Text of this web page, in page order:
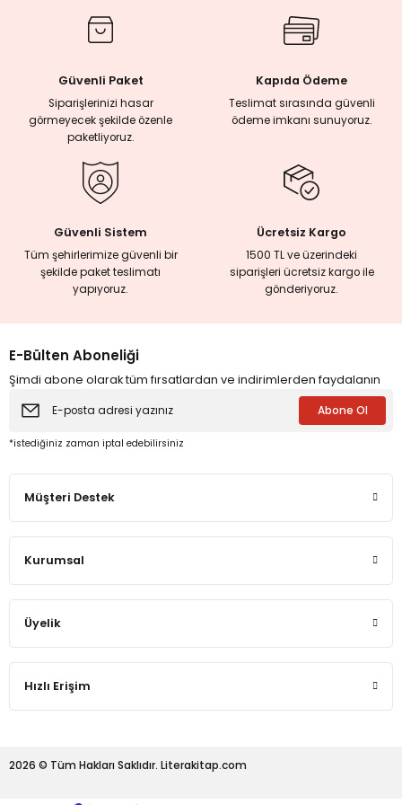
İncelemeler
Mirası
Güvenli Paket
Siparişlerinizi hasar
görmeyecek şekilde özenle
paketliyoruz.
Kapıda Ödeme
Teslimat sırasında güvenli
ödeme imkanı sunuyoruz.
Güvenli Sistem
Tüm şehirlerimize güvenli bir
şekilde paket teslimatı
yapıyoruz.
Ücretsiz Kargo
1500 TL ve üzerindeki
siparişleri ücretsiz kargo ile
gönderiyoruz.
E-Bülten Aboneliği
Şimdi abone olarak tüm fırsatlardan ve indirimlerden faydalanın
Abone Ol
*istediğiniz zaman iptal edebilirsiniz
Müşteri Destek
Kurumsal
Üyelik
Hızlı Erişim
2026 © Tüm Hakları Saklıdır. Literakitap.com